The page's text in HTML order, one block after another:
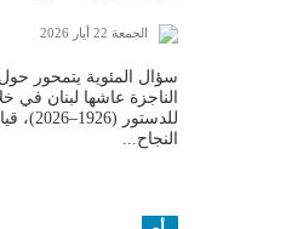
الجمعة 22 أيار 2026
سؤال المئوية يتمحور
الناجزة عاشها لبنان في
للدستور
النجاح...